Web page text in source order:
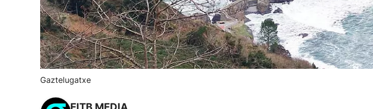
Gaztelugatxe